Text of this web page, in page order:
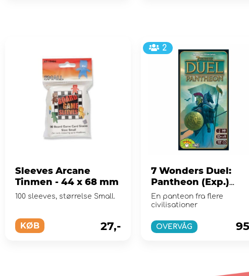
Sleeves Arcane
Tinmen - 44 x 68 mm
100 sleeves, størrelse Small.
KØB 27,-
2
7 Wonders Duel:
Pantheon (Exp.)
(Eng)
En panteon fra flere
civilisationer
OVERVÅG